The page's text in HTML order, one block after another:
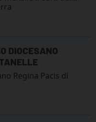
DIOCESANO
Regina Pacis di